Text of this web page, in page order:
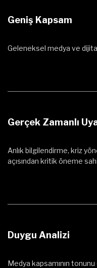
Geniş Kapsam
Geleneksel medya ve
Gerçek Zamanlı
Anlık bilgilendirme, kriz
açısından kritik öneme
Duygu Analizi
Medya kapsamının